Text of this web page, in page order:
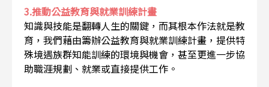
3.推動公益教育與就業訓練計畫
知識與技能是翻轉人生的關鍵，而其根本作法就是教
育，我們藉由籌辦公益教育與就業訓練計畫，提供特
殊境遇族群知能訓練的環境與機會，甚至更進一步協
助職涯規劃、就業或直接提供工作。